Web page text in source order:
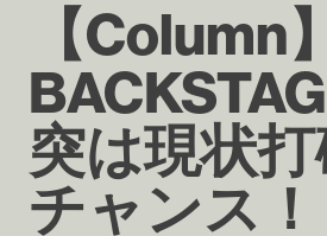
【Column】
突は現状
チャンス